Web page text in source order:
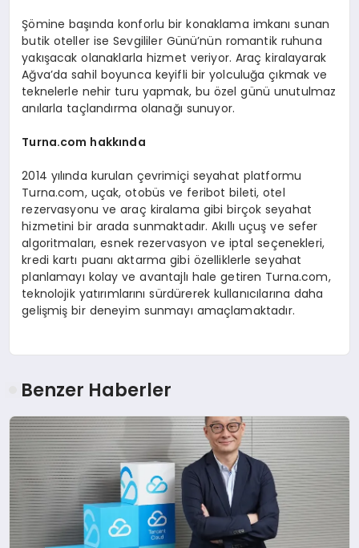
Şömine başında konforlu bir konaklama imkanı sunan
butik oteller ise Sevgililer Günü’nün romantik ruhuna
yakışacak olanaklarla hizmet veriyor. Araç kiralayarak
Ağva’da sahil boyunca keyifli bir yolculuğa çıkmak ve
teknelerle nehir turu yapmak, bu özel günü unutulmaz
anılarla taçlandırma olanağı sunuyor.
Turna.com hakkında
2014 yılında kurulan çevrimiçi seyahat platformu
Turna.com, uçak, otobüs ve feribot bileti, otel
rezervasyonu ve araç kiralama gibi birçok seyahat
hizmetini bir arada sunmaktadır. Akıllı uçuş ve sefer
algoritmaları, esnek rezervasyon ve iptal seçenekleri,
kredi kartı puanı aktarma gibi özelliklerle seyahat
planlamayı kolay ve avantajlı hale getiren Turna.com,
teknolojik yatırımlarını sürdürerek kullanıcılarına daha
gelişmiş bir deneyim sunmayı amaçlamaktadır.
Benzer Haberler